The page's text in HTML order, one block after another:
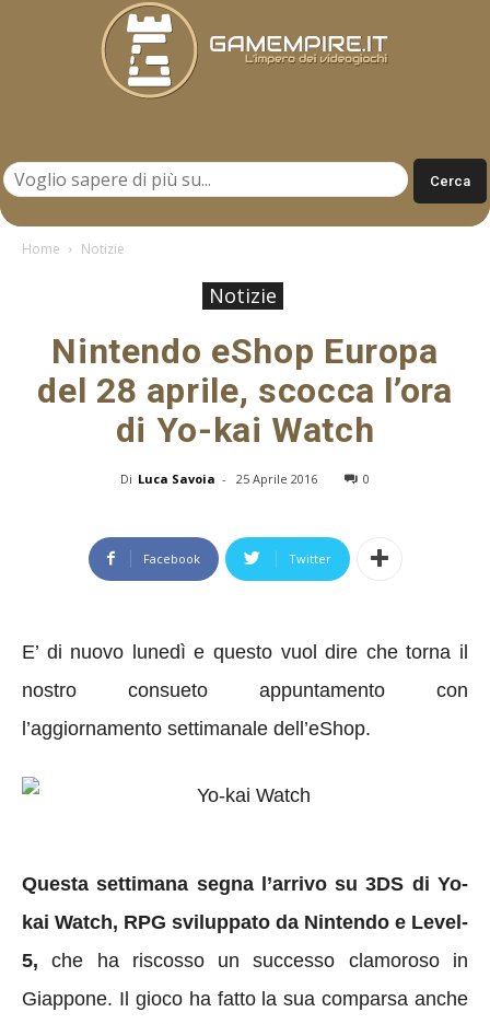
Home Notizie
Notizie
Nintendo eShop Europa
del 28 aprile, scocca l’ora
di Yo-kai Watch
Di Luca Savoia - 25 Aprile 2016 0
Facebook Twitter
E’ di nuovo lunedì e questo vuol dire che torna il
nostro consueto appuntamento con
l’aggiornamento settimanale dell’eShop.
Questa settimana segna l’arrivo su 3DS di Yo-
kai Watch, RPG sviluppato da Nintendo e Level-
5, che ha riscosso un successo clamoroso in
Giappone. Il gioco ha fatto la sua comparsa anche